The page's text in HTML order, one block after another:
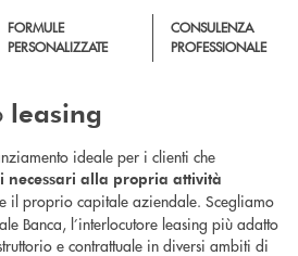
FORMULE
PERSONALIZZATE
CONSULENZA
PROFESSIONALE
leasing
ideale per i clienti che
necessari alla propria attività
il proprio capitale aziendale. Scegliamo
Banca, l’interlocutore leasing più adatto
e contrattuale in diversi ambiti di